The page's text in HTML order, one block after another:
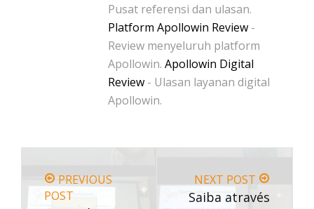
Pusat referensi dan ulasan.
Platform Apollowin Review -
Review menyeluruh platform
Apollowin. Apollowin Digital
Review - Ulasan layanan digital
Apollowin.
PREVIOUS
POST
NEXT POST
Saiba através